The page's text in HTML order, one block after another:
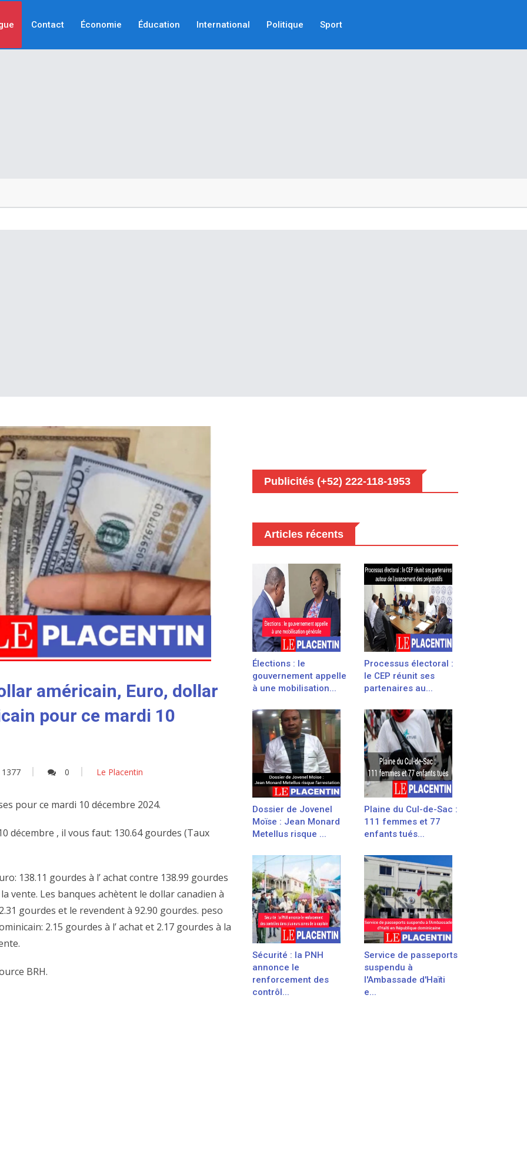
Contact Économie Éducation International Politique Sport
américain, Euro, dollar
pour ce mardi 10
1377 0 Le Placentin
pour ce mardi 10 décembre 2024.
décembre , il vous faut: 130.64 gourdes (Taux
138.11 gourdes à l’ achat contre 138.99 gourdes
vente. Les banques achètent le dollar canadien à
gourdes et le revendent à 92.90 gourdes. peso
2.15 gourdes à l’ achat et 2.17 gourdes à la
BRH.
Publicités (+52) 222-118-1953
Articles récents
Élections : le
gouvernement appelle
à une mobilisation...
Processus électoral :
le CEP réunit ses
partenaires au...
Dossier de Jovenel
Moïse : Jean Monard
Metellus risque ...
Plaine du Cul-de-Sac :
111 femmes et 77
enfants tués...
Sécurité : la PNH
annonce le
renforcement des
contrôl...
Service de passeports
suspendu à
l'Ambassade d'Haïti
e...